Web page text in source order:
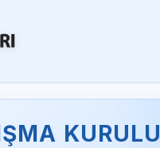
KURULU